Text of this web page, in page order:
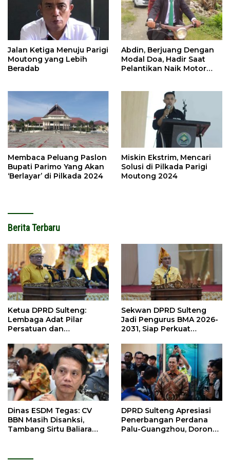
Jalan Ketiga Menuju Parigi
Moutong yang Lebih
Beradab
Abdin, Berjuang Dengan
Modal Doa, Hadir Saat
Pelantikan Naik Motor
Membaca Peluang Paslon
Bupati Parimo Yang Akan
‘Berlayar’ di Pilkada 2024
Miskin Ekstrim, Mencari
Solusi di Pilkada Parigi
Moutong 2024
Berita Terbaru
Ketua DPRD Sulteng:
Lembaga Adat Pilar
Persatuan dan
Sekwan DPRD Sulteng
Jadi Pengurus BMA 2026-
2031, Siap Perkuat
Dinas ESDM Tegas: CV
BBN Masih Disanksi,
Tambang Sirtu Baliara
DPRD Sulteng Apresiasi
Penerbangan Perdana
Palu-Guangzhou, Dorong